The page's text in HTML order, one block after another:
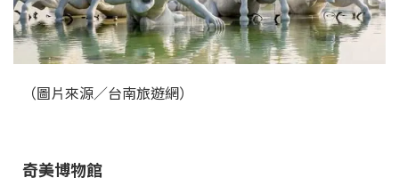
（圖片來源／台南旅遊網）
奇美博物館